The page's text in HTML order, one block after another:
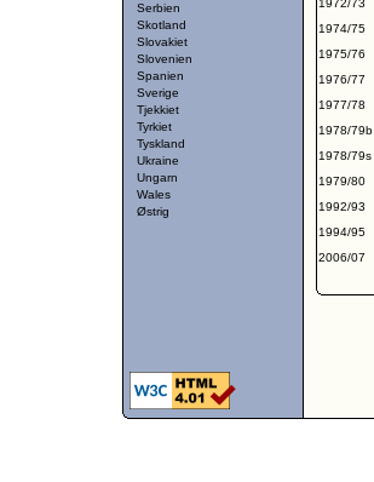
Serbien
Skotland
Slovakiet
Slovenien
Spanien
Sverige
Tjekkiet
Tyrkiet
Tyskland
Ukraine
Ungarn
Wales
Østrig
1972/73
1974/75
1975/76
1976/77
1977/78
1978/79b
1978/79s
1979/80
1992/93
1994/95
2006/07